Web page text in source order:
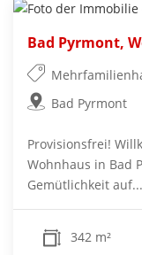
Bad Pyrmont,
Bad Pyrmont
Provisionsfrei!
Wohnhaus in Bad
Gemütlichkeit auf...
342 m²